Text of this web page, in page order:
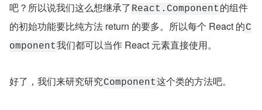
吧？所以说我们这么想继承了 React.Component 的组件
的初始功能要比纯方法 return 的要多。所以每个 React 的C
omponent我们都可以当作 React 元素直接使用。
好了，我们来研究研究Component这个类的方法吧。